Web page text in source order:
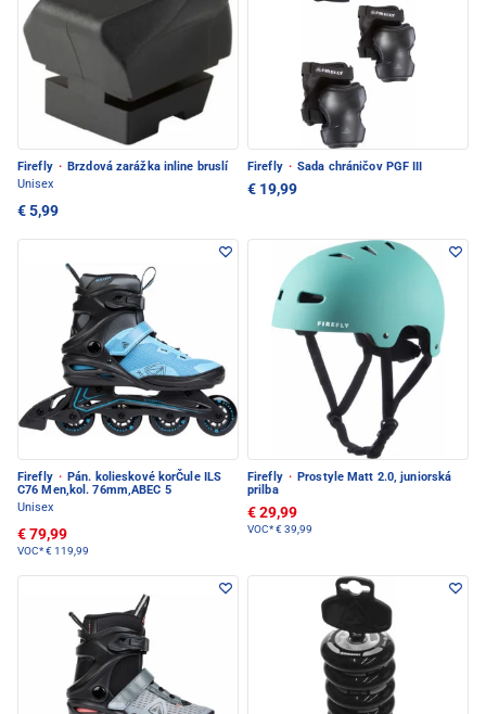
Firefly · Brzdová zarážka inline bruslí
Unisex
€ 5,99
Firefly · Sada chráničov PGF III
€ 19,99
Firefly · Pán. kolieskové korČule ILS
C76 Men,kol. 76mm,ABEC 5
Unisex
€ 79,99
VOC*€ 119,99
Firefly · Prostyle Matt 2.0, juniorská
prilba
€ 29,99
VOC*€ 39,99